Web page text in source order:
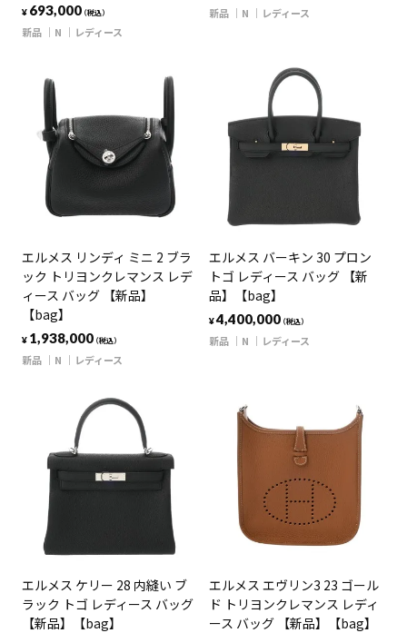
¥ 693,000（税込）
新品 N レディース
新品 N レディース
エルメス リンディ ミニ 2 ブラ
ック トリヨンクレマンス レデ
ィース バッグ 【新品】
【bag】
¥ 1,938,000（税込）
新品 N レディース
エルメス バーキン 30 プロン
トゴ レディース バッグ 【新
品】【bag】
¥4,400,000（税込）
新品 N レディース
エルメス ケリー 28 内縫い ブ
ラック トゴ レディース バッグ
【新品】【bag】
エルメス エヴリン3 23 ゴール
ド トリヨンクレマンス レディ
ース バッグ 【新品】【bag】